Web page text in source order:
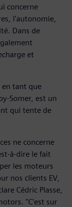
concerne
l'autonomie,
Dans de
et
en tant que
Somer, est un
qui tente de
ne concerne
à-dire le fait
les moteurs
nos clients EV,
Cédric Plasse,
"C'est sur